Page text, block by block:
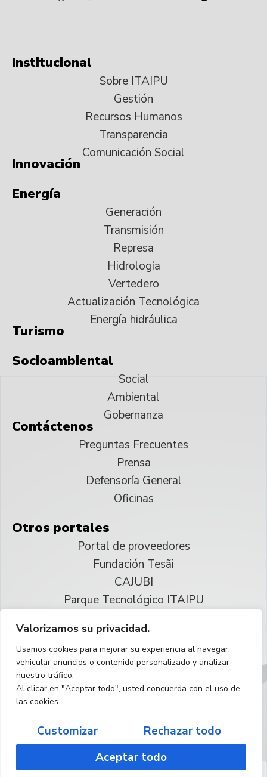
Valorizamos su privacidad.
Usamos cookies para mejorar su experiencia al navegar,
vehicular anuncios o contenido personalizado y analizar
nuestro tráfico.
Al clicar en "Aceptar todo", usted concuerda con el uso de
las cookies.
Customizar
Rechazar todo
Aceptar todo
Institucional
Sobre ITAIPU
Gestión
Recursos Humanos
Transparencia
Comunicación Social
Innovación
Energía
Generación
Transmisión
Represa
Hidrología
Vertedero
Actualización Tecnológica
Energía hidráulica
Turismo
Socioambiental
Social
Ambiental
Gobernanza
Contáctenos
Preguntas Frecuentes
Prensa
Defensoría General
Oficinas
Otros portales
Portal de proveedores
Fundación Tesãi
CAJUBI
Parque Tecnológico ITAIPU
Reservados todos los derechos
Español